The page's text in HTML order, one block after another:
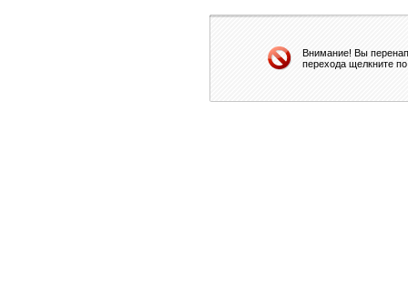
Внимание! Вы
перехода щелкните